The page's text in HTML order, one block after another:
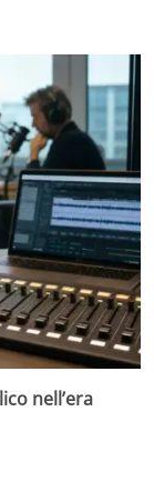
nell’era